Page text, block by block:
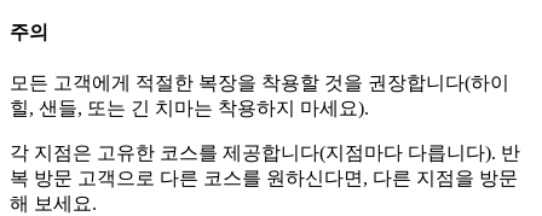
주의
모든 고객에게 적절한 복장을 착용할 것을 권장합니다(하이
힐, 샌들, 또는 긴 치마는 착용하지 마세요).
각 지점은 고유한 코스를 제공합니다(지점마다 다릅니다). 반
복 방문 고객으로 다른 코스를 원하신다면, 다른 지점을 방문
해 보세요.